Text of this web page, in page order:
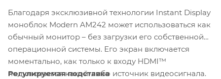
Благодаря эксклюзивной технологии Instant Display
моноблок Modern AM242 может использоваться как
обычный монитор – без загрузки его собственной
операционной системы. Его экран включается
моментально, как только к входу HDMI™
подключается какой-либо источник видеосигнала.
Регулируемая подставка